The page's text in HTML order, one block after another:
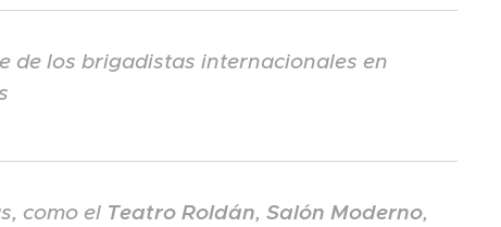
de los brigadistas internacionales en
como el Teatro Roldán, Salón Moderno,